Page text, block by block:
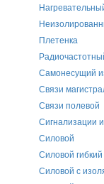
Плетенка
Самонесущий
Связи
Связи полевой
Сигнализации
Силовой
Силовой гибкий
Силовой с